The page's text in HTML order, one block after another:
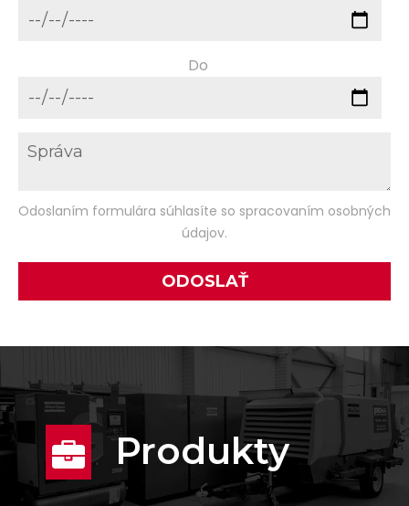
Do
Odoslaním formulára súhlasíte so spracovaním osobných
údajov.
Produkty